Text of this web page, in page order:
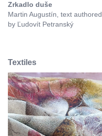
Zrkadlo duše
Martin Augustín, text authored
by Ľudovít Petranský
Textiles